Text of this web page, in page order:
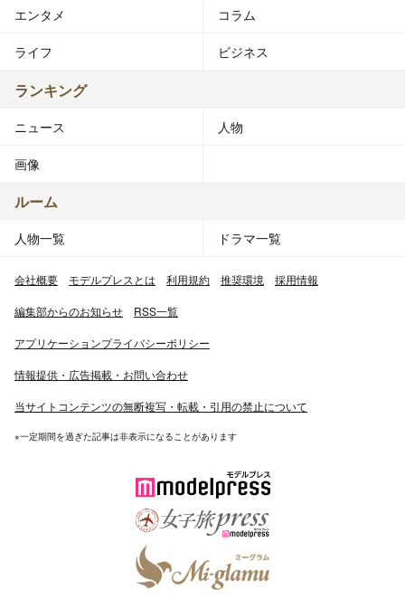
エンタメ コラム
ライフ ビジネス
ランキング
ニュース 人物
画像
ルーム
人物一覧 ドラマ一覧
会社概要 モデルプレスとは 利用規約 推奨環境 採用情報
編集部からのお知らせ RSS一覧
アプリケーションプライバシーポリシー
情報提供・広告掲載・お問い合わせ
当サイトコンテンツの無断複写・転載・引用の禁止について
※一定期間を過ぎた記事は非表示になることがあります